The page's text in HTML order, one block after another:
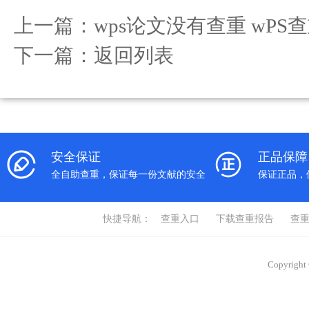
上一篇： wps论文没有查重 wPS
下一篇： 返回列表
安全保证
全自助查重，保证每一份文献的安全
正品保障
保证正品，
快捷导航： 查重入口 下载查重报告 查
Copyright